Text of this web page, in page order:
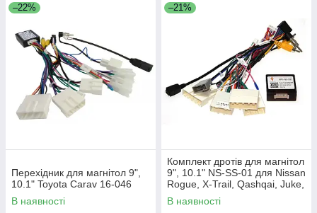
–22%
Перехідник для магнітол 9",
10.1" Toyota Carav 16-046
В наявності
–21%
Комплект дротів для магнітол
9", 10.1" NS-SS-01 для Nissan
Rogue, X-Trail, Qashqai, Juke,
Note, Patrol, Navara,
Pathfinder
В наявності